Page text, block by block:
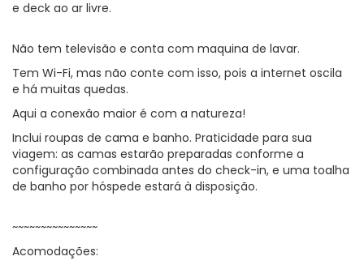
e deck ao ar livre.
Não tem televisão e conta com maquina de lavar.
Tem Wi-Fi, mas não conte com isso, pois a internet oscila
e há muitas quedas.
Aqui a conexão maior é com a natureza!
Inclui roupas de cama e banho. Praticidade para sua
viagem: as camas estarão preparadas conforme a
configuração combinada antes do check-in, e uma toalha
de banho por hóspede estará à disposição.
~~~~~~~~~~~~~~~
Acomodações: